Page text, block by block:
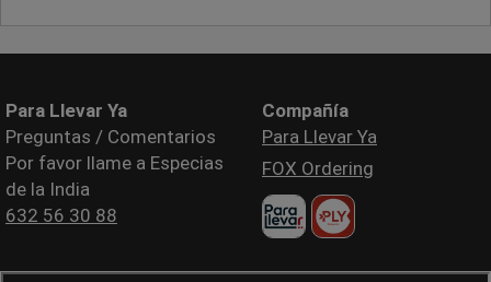
Para Llevar Ya
Preguntas / Comentarios
Por favor llame a Especias
de la India
632 56 30 88
Compañía
Para Llevar Ya
FOX Ordering